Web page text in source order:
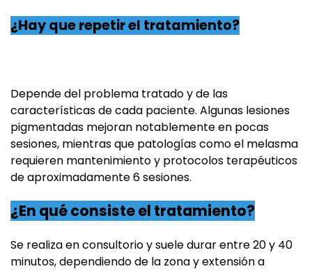
¿Hay que repetir el tratamiento?
Depende del problema tratado y de las
características de cada paciente. Algunas lesiones
pigmentadas mejoran notablemente en pocas
sesiones, mientras que patologías como el melasma
requieren mantenimiento y protocolos terapéuticos
de aproximadamente 6 sesiones.
¿En qué consiste el tratamiento?
Se realiza en consultorio y suele durar entre 20 y 40
minutos, dependiendo de la zona y extensión a